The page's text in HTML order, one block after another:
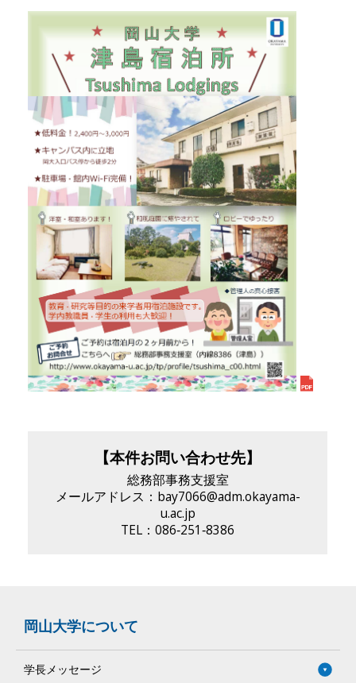
【本件お問い合わせ先】
総務部事務支援室
メールアドレス：bay7066@adm.okayama-
u.ac.jp
TEL：086‐251‐8386
岡山大学について
学長メッセージ